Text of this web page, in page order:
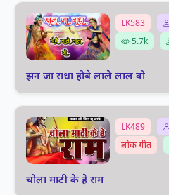
LK583
5.7k
झन जा राधा होबे लाले लाल वो
LK489
लोक गीत
चोला माटी के हे राम